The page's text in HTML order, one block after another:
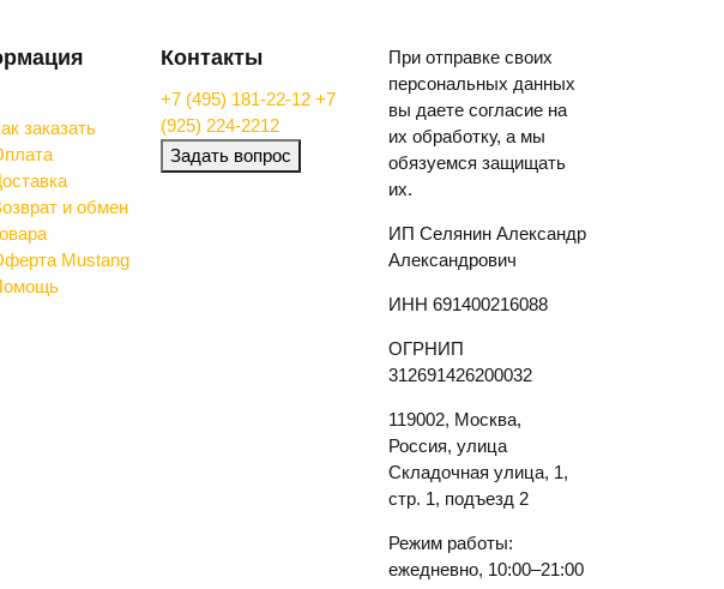
заказать
и обмен
Mustang
Контакты
+7 (495) 181-22-12 +7
(925) 224-2212
Задать вопрос
При отправке своих
персональных данных
вы даете согласие на
их обработку, а мы
обязуемся защищать
их.
ИП Селянин Александр
Александрович
ИНН 691400216088
ОГРНИП
312691426200032
119002, Москва,
Россия, улица
Складочная улица, 1,
стр. 1, подъезд 2
Режим работы:
ежедневно, 10:00–21:00